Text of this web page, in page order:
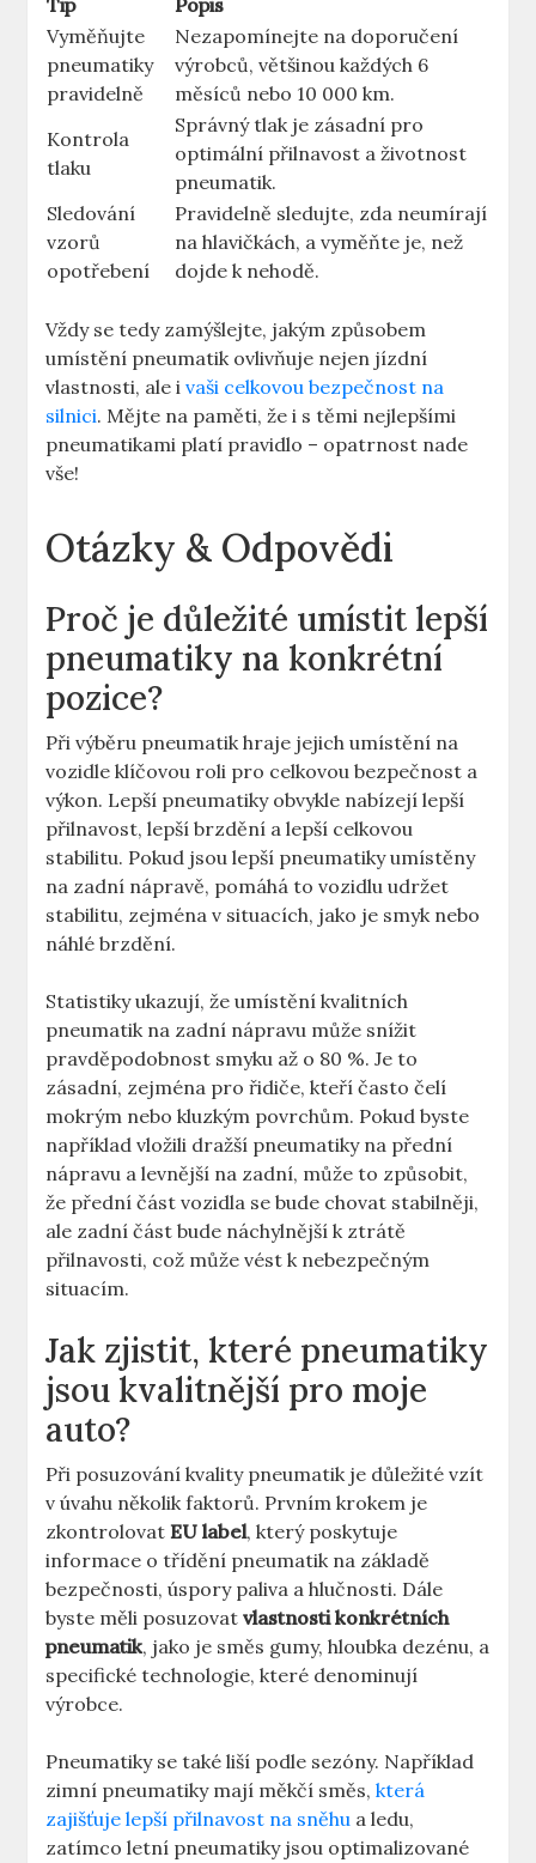
Tip
Popis
Vyměňujte
pneumatiky
pravidelně
Nezapomínejte na doporučení
výrobců, většinou každých 6
měsíců nebo 10 000 km.
Kontrola
tlaku
Správný tlak je zásadní pro
optimální přilnavost a životnost
pneumatik.
Sledování
vzorů
opotřebení
Pravidelně sledujte, zda neumírají
na hlavičkách, a vyměňte je, než
dojde k nehodě.
Vždy se tedy zamýšlejte, jakým způsobem
umístění pneumatik ovlivňuje nejen jízdní
vlastnosti, ale ivaši celkovou bezpečnost na
silnici. Mějte na paměti, že i s těmi nejlepšími
pneumatikami platí pravidlo – opatrnost nade
vše!
Otázky & Odpovědi
Proč je důležité umístit lepší
pneumatiky na konkrétní
pozice?
Při výběru pneumatik hraje jejich umístění na
vozidle klíčovou roli pro celkovou bezpečnost a
výkon. Lepší pneumatiky obvykle nabízejí lepší
přilnavost, lepší brzdění a lepší celkovou
stabilitu. Pokud jsou lepší pneumatiky umístěny
na zadní nápravě, pomáhá to vozidlu udržet
stabilitu, zejména v situacích, jako je smyk nebo
náhlé brzdění.
Statistiky ukazují, že umístění kvalitních
pneumatik na zadní nápravu může snížit
pravděpodobnost smyku až o 80 %. Je to
zásadní, zejména pro řidiče, kteří často čelí
mokrým nebo kluzkým povrchům. Pokud byste
například vložili dražší pneumatiky na přední
nápravu a levnější na zadní, může to způsobit,
že přední část vozidla se bude chovat stabilněji,
ale zadní část bude náchylnější k ztrátě
přilnavosti, což může vést k nebezpečným
situacím.
Jak zjistit, které pneumatiky
jsou kvalitnější pro moje
auto?
Při posuzování kvality pneumatik je důležité vzít
v úvahu několik faktorů. Prvním krokem je
zkontrolovatEU label, který poskytuje
informace o třídění pneumatik na základě
bezpečnosti, úspory paliva a hlučnosti. Dále
byste měli posuzovatvlastnosti konkrétních
pneumatik, jako je směs gumy, hloubka dezénu, a
specifické technologie, které denominují
výrobce.
Pneumatiky se také liší podle sezóny. Například
zimní pneumatiky mají měkčí směs,která
zajišťuje lepší přilnavost na sněhu a ledu,
zatímco letní pneumatiky jsou optimalizované